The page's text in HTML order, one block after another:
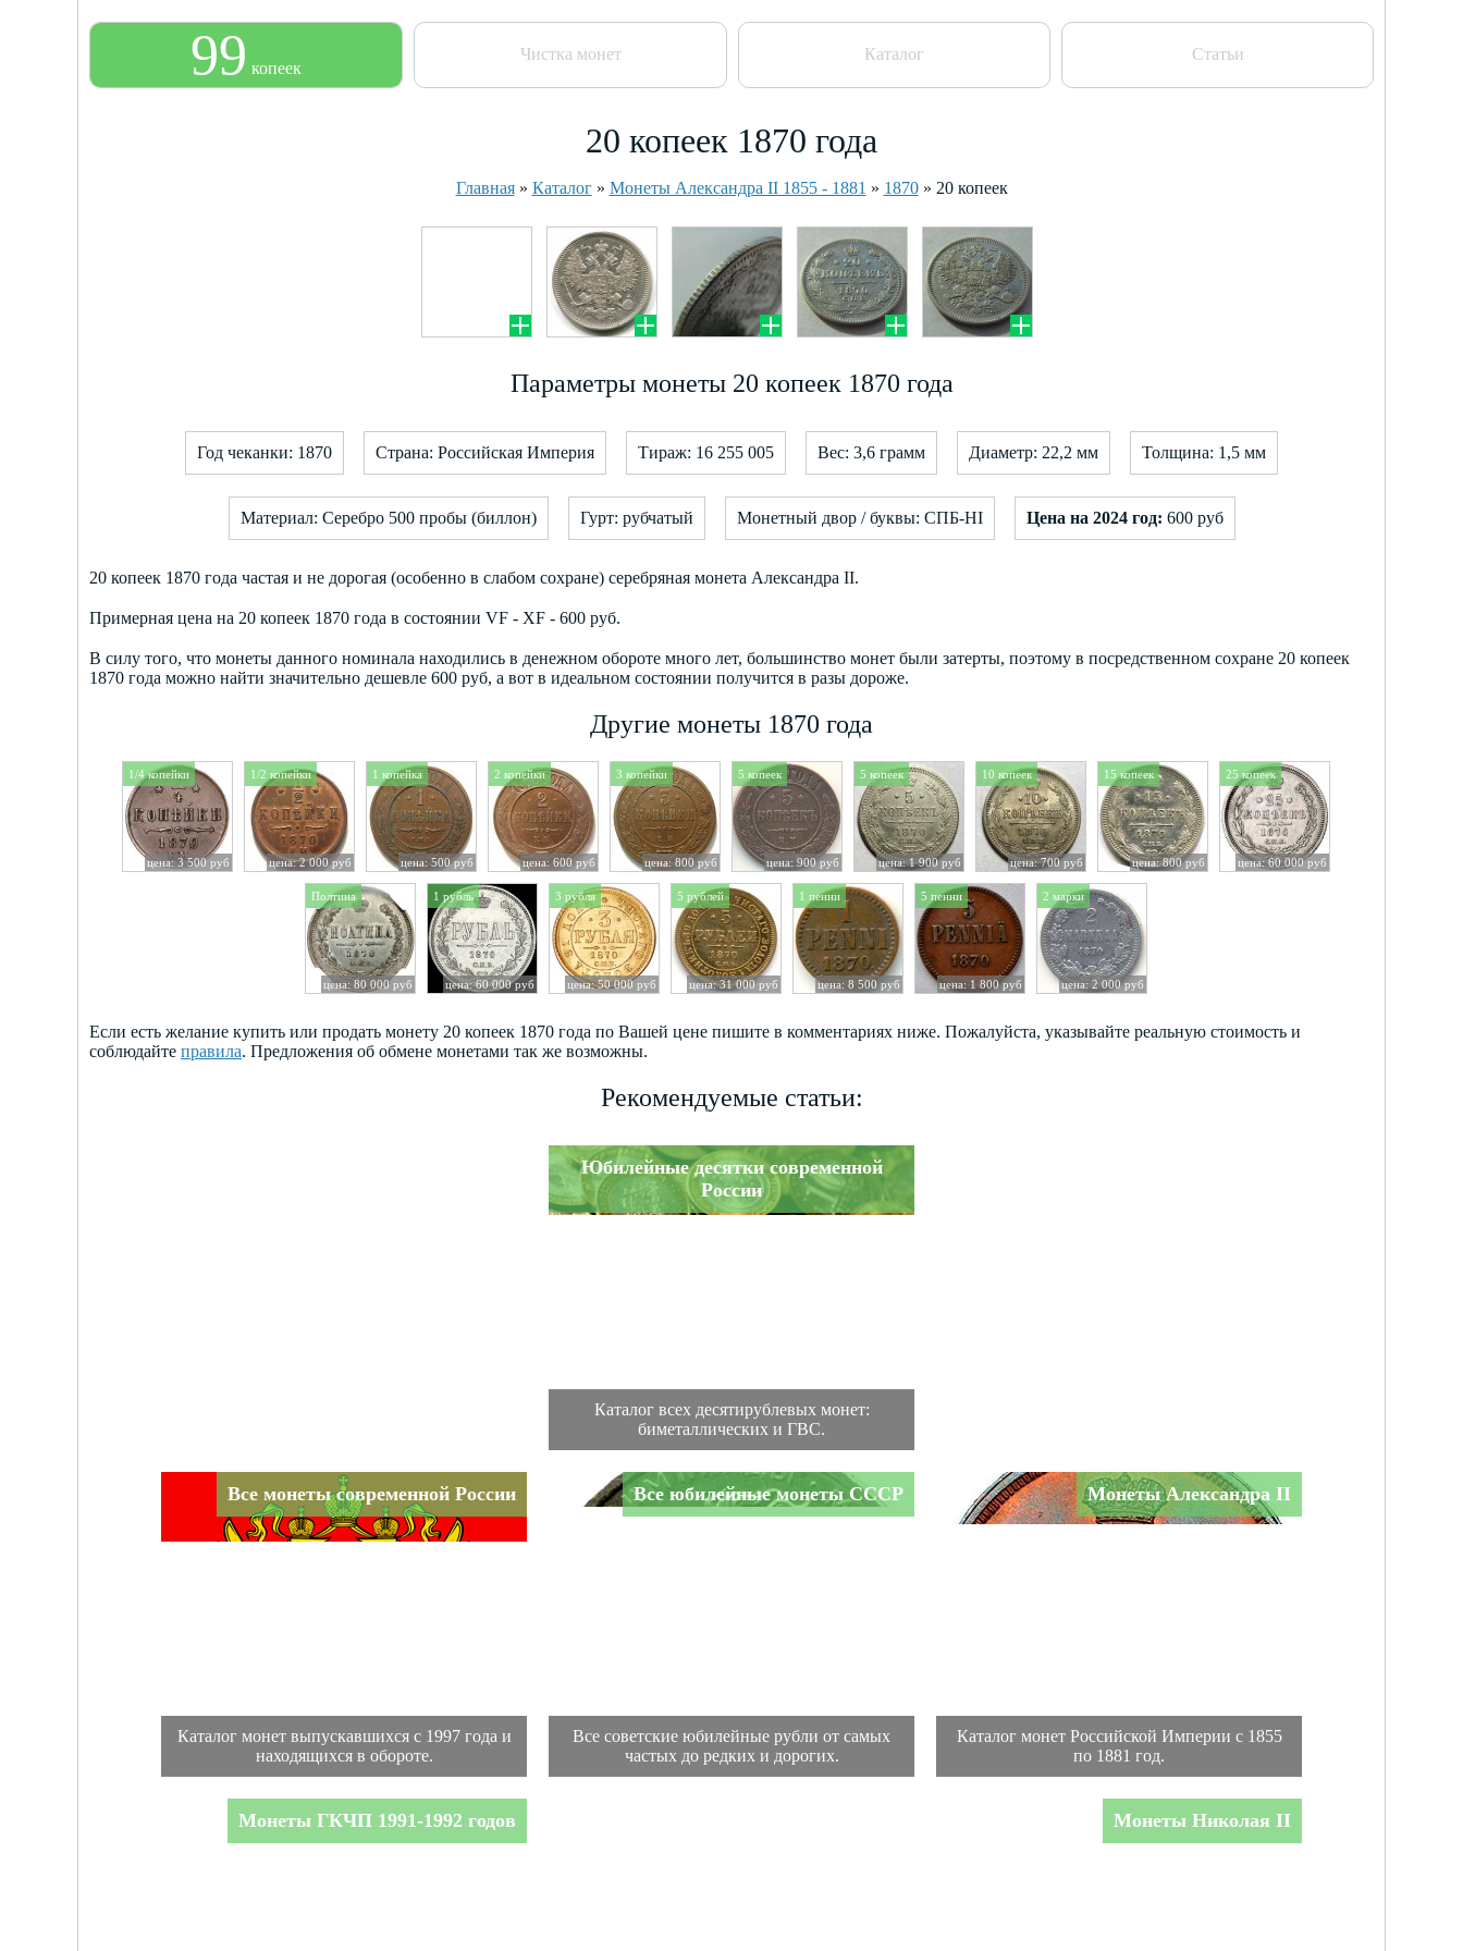
99 копеек
Чистка монет Каталог Статьи
20 копеек 1870 года
Главная» Каталог» Монеты Александра II 1855 - 1881 » 1870» 20 копеек
Параметры монеты 20 копеек 1870 года
Год чеканки: 1870 Страна: Российская Империя Тираж: 16 255 005 Вес: 3,6 грамм Диаметр: 22,2 мм Толщина: 1,5 мм
Материал: Серебро 500 пробы (биллон) Гурт: рубчатый Монетный двор / буквы: СПБ-HI Цена на 2024 год: 600 руб
20 копеек 1870 года частая и не дорогая (особенно в слабом сохране) серебряная монета Александра II.
Примерная цена на 20 копеек 1870 года в состоянии VF - XF - 600 руб.
В силу того, что монеты данного номинала находились в денежном обороте много лет, большинство монет были затерты, поэтому в посредственном сохране 20 копеек
1870 года можно найти значительно дешевле 600 руб, а вот в идеальном состоянии получится в разы дороже.
Другие монеты 1870 года
1/4 копейки
цена: 3 500 руб
1/2 копейки
цена: 2 000 руб
1 копейка
цена: 500 руб
2 копейки
цена: 600 руб
3 копейки
цена: 800 руб
5 копеек
цена: 900 руб
5 копеек
цена: 1 900 руб
10 копеек
цена: 700 руб
15 копеек
цена: 800 руб
25 копеек
цена: 60 000 руб
Полтина
цена: 80 000 руб
1 рубль
цена: 60 000 руб
3 рубля
цена: 50 000 руб
5 рублей
цена: 31 000 руб
1 пенни
цена: 8 500 руб
5 пенни
цена: 1 800 руб
2 марки
цена: 2 000 руб
Если есть желание купить или продать монету 20 копеек 1870 года по Вашей цене пишите в комментариях ниже. Пожалуйста, указывайте реальную стоимость и
соблюдайте правила. Предложения об обмене монетами так же возможны.
Рекомендуемые статьи:
Юбилейные десятки современной
России
Каталог всех десятирублевых монет:
биметаллических и ГВС.
Все монеты современной России
Каталог монет выпускавшихся с 1997 года и
находящихся в обороте.
Все юбилейные монеты СССР
Все советские юбилейные рубли от самых
частых до редких и дорогих.
Монеты Александра II
Каталог монет Российской Империи с 1855
по 1881 год.
Монеты ГКЧП 1991-1992 годов Монеты Николая II